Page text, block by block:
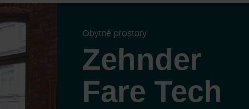
Obytné prostory
Zehnder
Fare Tech